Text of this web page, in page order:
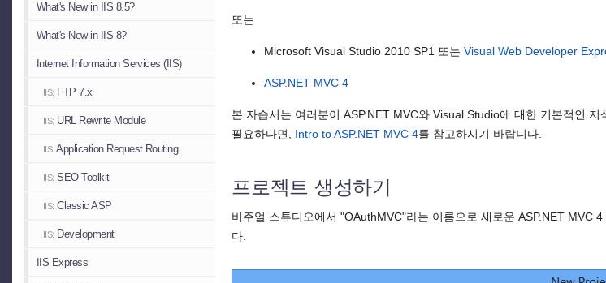
What's New in IIS 8.5?
What's New in IIS 8?
Internet Information Services (IIS)
IIS: FTP 7.x
IIS: URL Rewrite Module
IIS: Application Request Routing
IIS: SEO Toolkit
IIS: Classic ASP
IIS: Development
IIS Express
또는
Microsoft Visual Studio 2010 SP1 또는 Visual Web Developer
ASP.NET MVC 4
본 자습서는 여러분이 ASP.NET MVC와 Visual Studio에 대한 기본적인
필요하다면, Intro to ASP.NET MVC 4를 참고하시기 바랍니다.
프로젝트 생성하기
비주얼 스튜디오에서 "OAuthMVC"라는 이름으로 새로운 ASP.NET MVC
다.